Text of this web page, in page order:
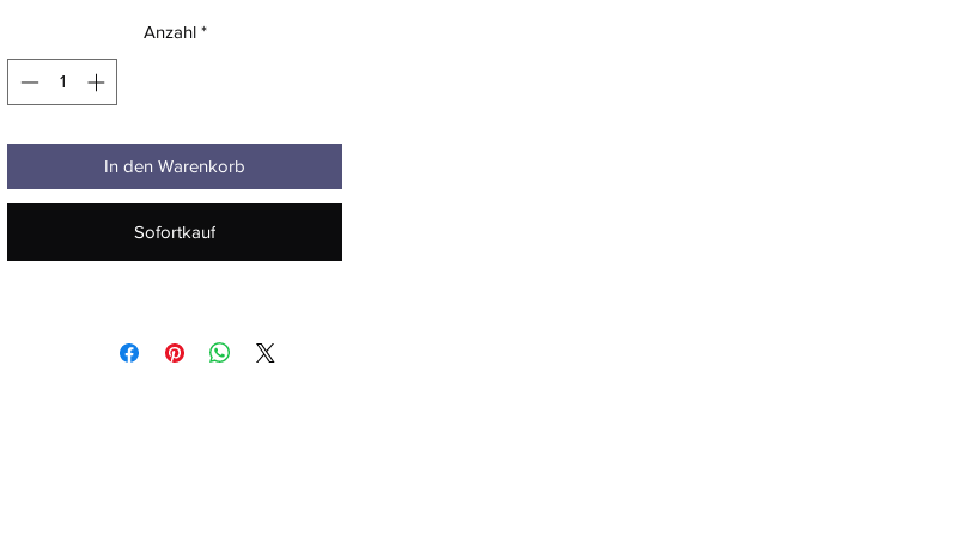
• 6 gestickte Ösen
• Verstellbarer, versenkbarer Riemenverschluss
• Messingfarbene Tri-Glide-Schnalle
Anzahl *
In den Warenkorb
Sofortkauf